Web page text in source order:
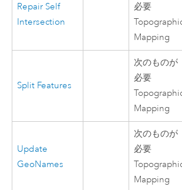
Repair Self
Intersection
必要
Mapping
Split Features
次のものが
必要
Mapping
Update
GeoNames
次のものが
必要
Mapping